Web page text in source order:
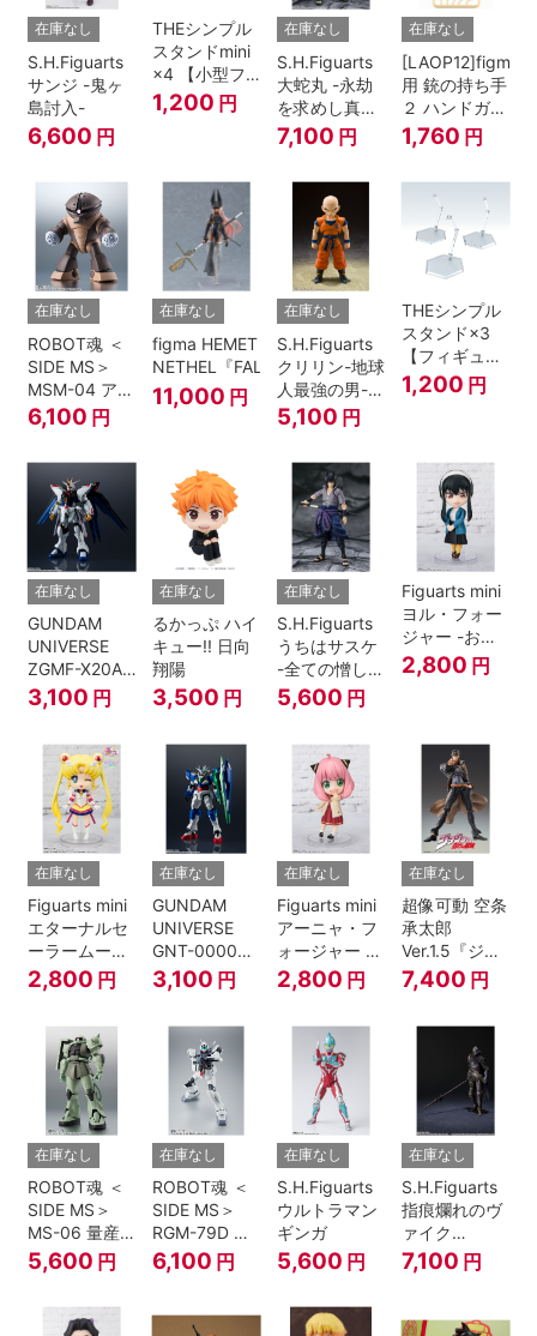
在庫なし
S.H.Figuarts
サンジ -鬼ヶ
島討入-
6,600 円
THEシンプル
スタンドmini
×4 【小型フ
ィギュア＆デ
ィフォルメフ
1,200 円
在庫なし
S.H.Figuarts
大蛇丸 -永劫
を求めし真理
の探究者-
『NARUTO-
7,100 円
在庫なし
[LAOP12]figma
用 銃の持ち手
２ ハンドガン
セット
1,760 円
在庫なし
ROBOT魂 ＜
SIDE MS＞
MSM-04 アッ
ガイ ver.
A.N.I.M.E.
6,100 円
在庫なし
figma HEMET
NETHEL『FALSLANDER』
11,000 円
在庫なし
S.H.Figuarts
クリリン-地球
人最強の男-
『ドラゴンボ
ールＺ』
5,100 円
THEシンプル
スタンド×3
【フィギュア
＆模型用】
〈HEX〉タイ
1,200 円
在庫なし
GUNDAM
UNIVERSE
ZGMF-X20A
STRIKE
FREEDOM
3,100 円
在庫なし
るかっぷ ハイ
キュー!! 日向
翔陽
3,500 円
在庫なし
S.H.Figuarts
うちはサスケ
-全ての憎しみ
を背負う者-
『NARUTO -
5,600 円
Figuarts mini
ヨル・フォー
ジャー -おで
けけこーで-
『SPY×FAMILY』
2,800 円
在庫なし
Figuarts mini
エターナルセ
ーラームーン-
Cosmos
edition-『美
ラームーン
Cosmos』
2,800 円
在庫なし
GUNDAM
UNIVERSE
GNT-0000
00 QAN[T]
3,100 円
在庫なし
Figuarts mini
アーニャ・フ
ォージャー -
おでけけこー
で-
2,800 円
在庫なし
超像可動 空条
承太郎
Ver.1.5『ジョ
ジョの奇妙な
冒険 第3部』
7,400 円
在庫なし
ROBOT魂 ＜
SIDE MS＞
MS-06 量産
型ザク ver.
A.N.I.M.E.
5,600 円
在庫なし
ROBOT魂 ＜
SIDE MS＞
RGM-79D ジ
ム寒冷地仕様
ver.
6,100 円
在庫なし
S.H.Figuarts
ウルトラマン
ギンガ
5,600 円
在庫なし
S.H.Figuarts
指痕爛れのヴ
ァイク
『ELDEN
RING』
7,100 円